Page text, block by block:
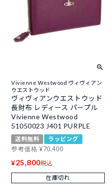
Vivienne Westwood ヴィヴィアン
ウエストウッド
ヴィヴィアンウエストウッド
長財布 レディース パープル
Vivienne Westwood
51050023 J401 PURPLE
送料無料
ラッピング
参考価格 ¥70,400
¥25,800税込
在庫切れ